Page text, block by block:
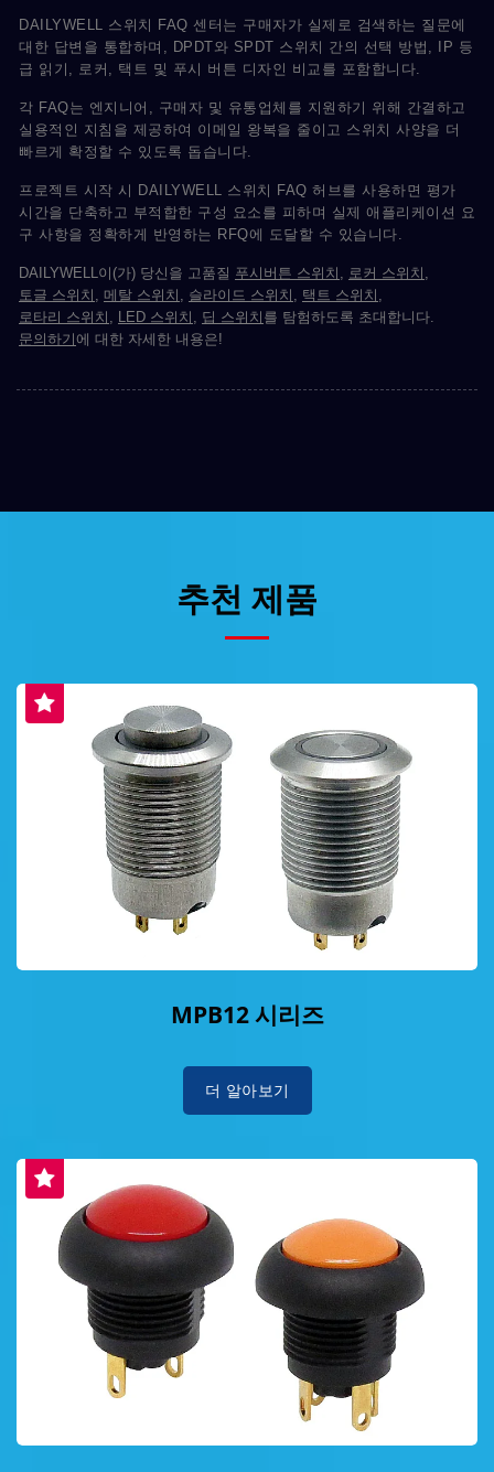
DAILYWELL 스위치 FAQ 센터는 구매자가 실제로 검색하는 질문에
대한 답변을 통합하며, DPDT와 SPDT 스위치 간의 선택 방법, IP 등
급 읽기, 로커, 택트 및 푸시 버튼 디자인 비교를 포함합니다.
각 FAQ는 엔지니어, 구매자 및 유통업체를 지원하기 위해 간결하고
실용적인 지침을 제공하여 이메일 왕복을 줄이고 스위치 사양을 더
빠르게 확정할 수 있도록 돕습니다.
프로젝트 시작 시 DAILYWELL 스위치 FAQ 허브를 사용하면 평가
시간을 단축하고 부적합한 구성 요소를 피하며 실제 애플리케이션 요
구 사항을 정확하게 반영하는 RFQ에 도달할 수 있습니다.
DAILYWELL이(가) 당신을 고품질 푸시버튼 스위치 로커 스위치
토글 스위치
메탈 스위치 슬라이드 스위치 택트 스위치
로타리 스위치
LED 스위치 딥 스위치 를 탐험하도록 초대합니다.
문의하기에 대한 자세한 내용은!
추천 제품
MPB12 시리즈
더 알아보기